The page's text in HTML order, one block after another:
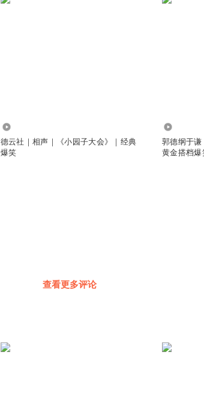
德云社｜相声｜《小园子大会》｜经典
爆笑
郭德纲于
黄金搭档
查看更多评论